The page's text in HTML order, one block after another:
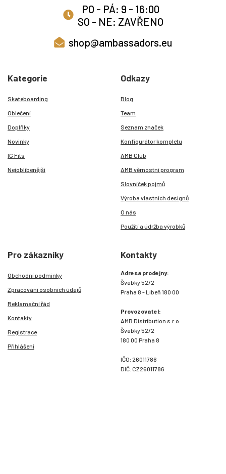
PO - PÁ: 9 - 16:00
SO - NE: ZAVŘENO
shop@ambassadors.eu
Kategorie
Skateboarding
Oblečení
Doplňky
Novinky
IG Fits
Nejoblíbenější
Odkazy
Blog
Team
Seznam značek
Konfigurátor kompletu
AMB Club
AMB věrnostní program
Slovníček pojmů
Výroba vlastních designů
O nás
Použití a údržba výrobků
Pro zákazníky
Obchodní podmínky
Zpracování osobních údajů
Reklamační řád
Kontakty
Registrace
Přihlášení
Kontakty
Adresa prodejny:
Švábky 52/2
Praha 8 - Libeň 180 00
Provozovatel:
AMB Distribution s.r.o.
Švábky 52/2
180 00 Praha 8
IČO: 26011786
DIČ: CZ26011786